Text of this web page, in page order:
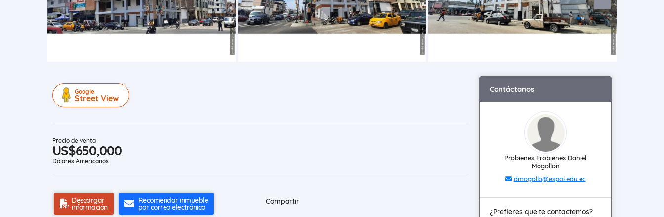
Google
Street View
Precio de venta
US$650,000
Dólares Americanos
Descargar
información
Recomendar inmueble
por correo electrónico
Compartir
Contáctanos
Probienes Probienes Daniel
Mogollon
dmogollo@espol.edu.ec
¿Prefieres que te contactemos?